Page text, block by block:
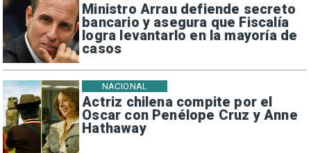
Ministro Arrau defiende secreto
bancario y asegura que Fiscalía
logra levantarlo en la mayoría de
casos
Actriz chilena compite por el
Oscar con Penélope Cruz y Anne
Hathaway
NACIONAL